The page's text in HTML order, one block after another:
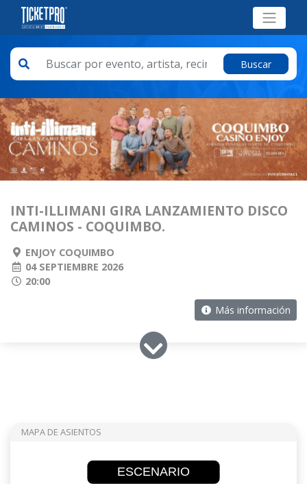
Buscar
INTI-ILLIMANI GIRA LANZAMIENTO DISCO
CAMINOS - COQUIMBO.
ENJOY COQUIMBO
04 SEPTIEMBRE 2026
20:00
Más información
MAPA DE ASIENTOS
ESCENARIO